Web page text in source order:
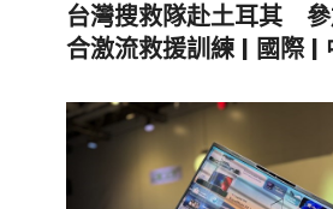
台灣搜救隊赴土耳其
合激流救援訓練 | 國際 |